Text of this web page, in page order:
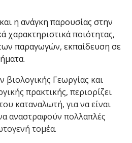
η ανάγκη παρουσίας στην
χαρακτηριστικά ποιότητας,
παραγωγών, εκπαίδευση σε
Γεωργίας και
πρακτικής, περιορίζει
καταναλωτή, για να είναι
αναστραφούν πολλαπλές
τομέα.